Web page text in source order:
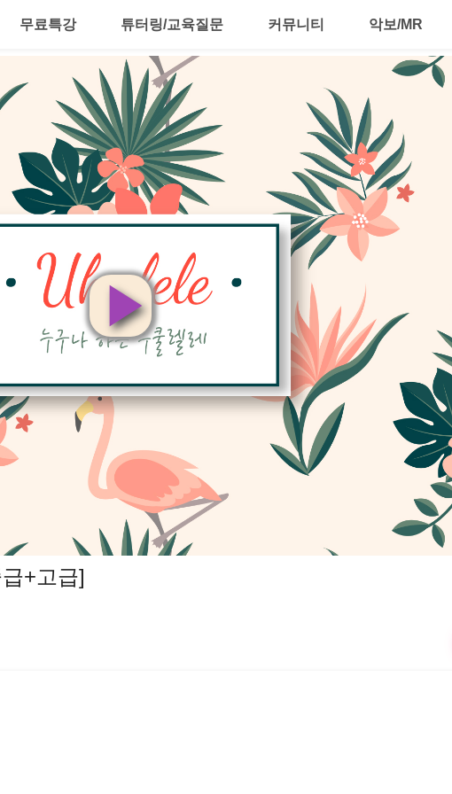
무료특강 튜터링/교육질문 커뮤니티 악보/MR
영
상
재
생
+고급]